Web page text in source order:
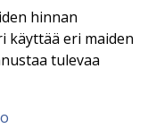
hinnan
käyttää eri maiden
tulevaa